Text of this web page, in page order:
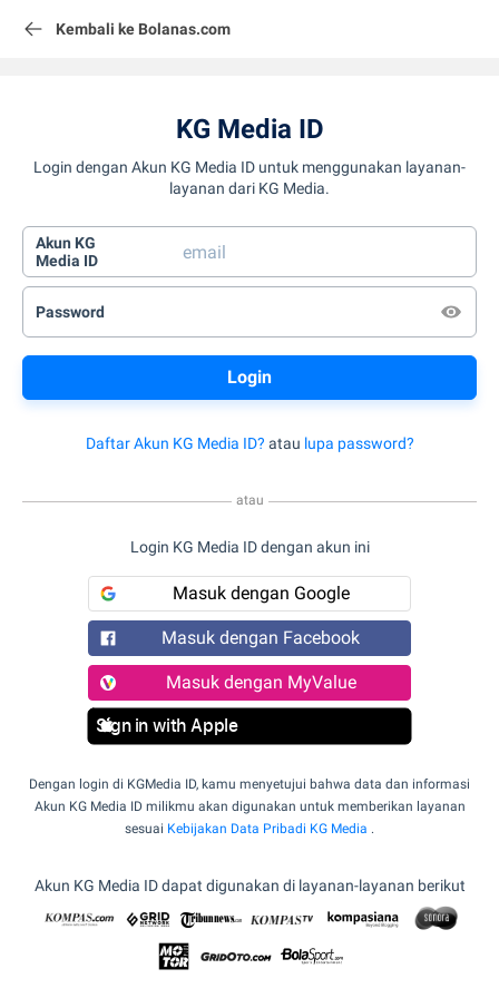
Kembali ke Bolanas.com
KG Media ID
Login dengan Akun KG Media ID untuk menggunakan layanan-
layanan dari KG Media.
Akun KG
Media ID
Password
Daftar Akun KG Media ID? atau lupa password?
atau
Login KG Media ID dengan akun ini
Masuk dengan Google
Masuk dengan Facebook
Masuk dengan MyValue
Sign in with Apple
Dengan login di KGMedia ID, kamu menyetujui bahwa data dan informasi
Akun KG Media ID milikmu akan digunakan untuk memberikan layanan
sesuai Kebijakan Data Pribadi KG Media .
Akun KG Media ID dapat digunakan di layanan-layanan berikut